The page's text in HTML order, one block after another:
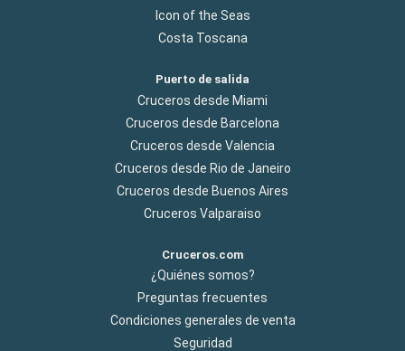
Icon of the Seas
Costa Toscana
Puerto de salida
Cruceros desde Miami
Cruceros desde Barcelona
Cruceros desde Valencia
Cruceros desde Rio de Janeiro
Cruceros desde Buenos Aires
Cruceros Valparaiso
Cruceros.com
¿Quiénes somos?
Preguntas frecuentes
Condiciones generales de venta
Seguridad